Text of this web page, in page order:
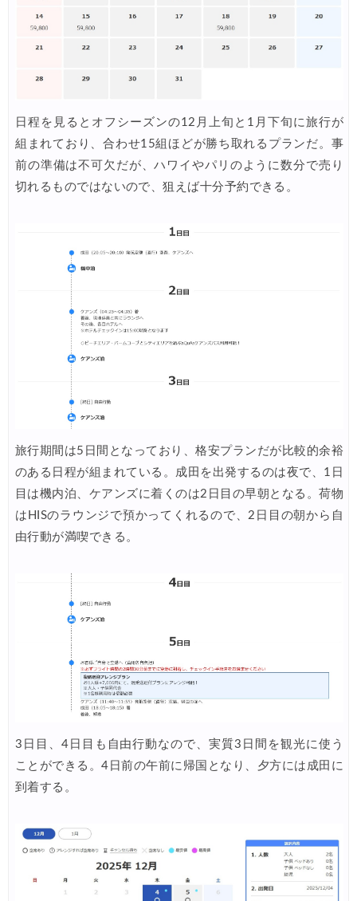
07/17 HIS) 海外旅行タイムセール(関西発)
07/16 Trip.com) ホテル 1,500円OFFクーポン
07/15 楽天トラベル) 海外ツアー 最大30,000円OFFクーポン
07/14 HIS) 海外航空券 2,000円OFFクーポン
JTB) 夏旅タイムセール
楽天トラベル) 海外ツアー 最大30,000円OFFクーポン
HIS) 海外航空券タイムセール
HIS) 海外航空券 最大20,000円OFFクーポン
Trip.com) 航空券+ホテル 最大5,000円OFFクーポン
Trip.com) 海外航空券 最大3,000円OFFクーポン
Trip.com) ホテル 最大3,000円OFFクーポン
07/07 Trip.com) サマーメガSALE
07/06 Trip.com) 台湾旅 最大50%OFFセール
楽天トラベル) 海外ツアー 最大30,000円OFFクーポン
HIS) 超目玉ツアー(スーパーサマーセール)
HIS) 海外航空券 2,000円OFFクーポン
JTB) エールフランス便(航空券+ホテル) 最大120,000円OFFク
JTB) ルフトハンザドイツ航空便(航空券+ホテル) 最大120,000円OFFク
JTB) KLMオランダ航空便(航空券+ホテル) 最大120,000円OFFク
07/01 JTB) ユナイテッド航空便(航空券+ホテル) 最大40,000円OFFクー
07/01 JTB) アメリカン航空便(航空券+ホテル) 最大40,000円OFFクー
07/01 JTB) エアカナダ便(航空券+ホテル) 最大40,000円OFFクー
07/01 JTB) カンタス航空便(航空券+ホテル) 最大40,000円OFFク
日程を見るとオフシーズンの12月上旬と1月下旬に旅行が
組まれており、合わせ15組ほどが勝ち取れるプランだ。事
前の準備は不可欠だが、ハワイやパリのように数分で売り
切れるものではないので、狙えば十分予約できる。
旅行期間は5日間となっており、格安プランだが比較的余裕
のある日程が組まれている。成田を出発するのは夜で、1日
目は機内泊、ケアンズに着くのは2日目の早朝となる。荷物
はHISのラウンジで預かってくれるので、2日目の朝から自
由行動が満喫できる。
3日目、4日目も自由行動なので、実質3日間を観光に使う
ことができる。4日前の午前に帰国となり、夕方には成田に
到着する。